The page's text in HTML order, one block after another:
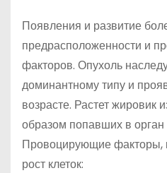
Появления и развитие
предрасположенности и
факторов. Опухоль
доминантному типу и
возрасте. Растет жировик
образом попавших в орган
Провоцирующие факторы,
рост клеток: